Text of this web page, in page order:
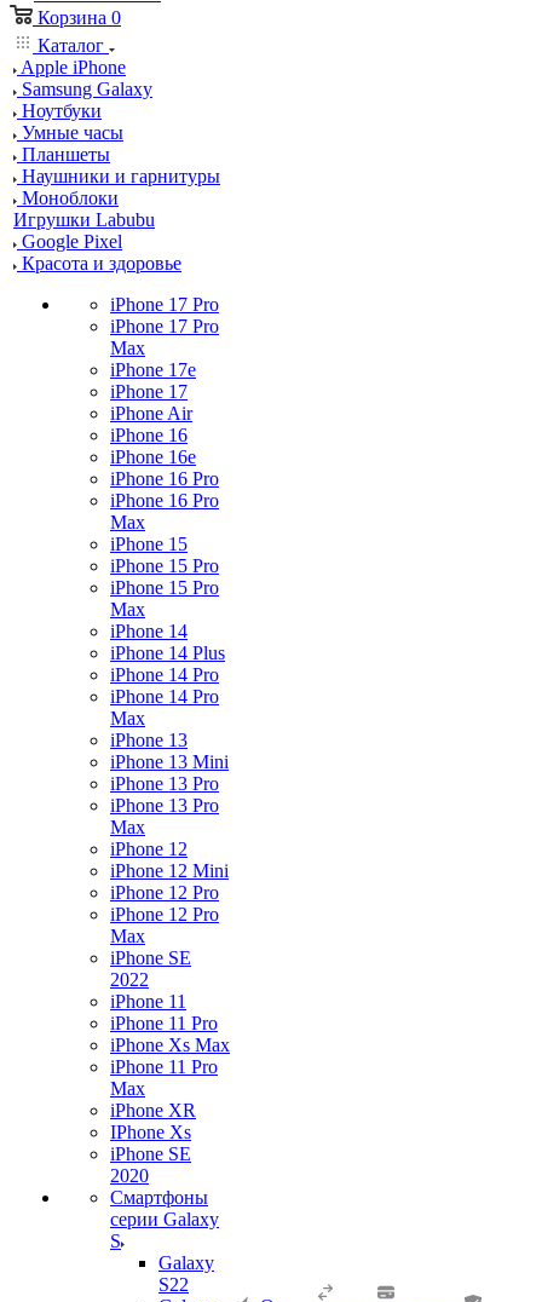
Корзина 0
Каталог
Apple iPhone
Samsung Galaxy
Ноутбуки
Умные часы
Планшеты
Наушники и гарнитуры
Моноблоки
Игрушки Labubu
Google Pixel
Красота и здоровье
iPhone 17 Pro
iPhone 17 Pro
Max
iPhone 17e
iPhone 17
iPhone Air
iPhone 16
iPhone 16e
iPhone 16 Pro
iPhone 16 Pro
Max
iPhone 15
iPhone 15 Pro
iPhone 15 Pro
Max
iPhone 14
iPhone 14 Plus
iPhone 14 Pro
iPhone 14 Pro
Max
iPhone 13
iPhone 13 Mini
iPhone 13 Pro
iPhone 13 Pro
Max
iPhone 12
iPhone 12 Mini
iPhone 12 Pro
iPhone 12 Pro
Max
iPhone SE
2022
iPhone 11
iPhone 11 Pro
iPhone Xs Max
iPhone 11 Pro
Max
iPhone XR
IPhone Xs
iPhone SE
2020
Смартфоны
серии Galaxy
S
Galaxy
S22